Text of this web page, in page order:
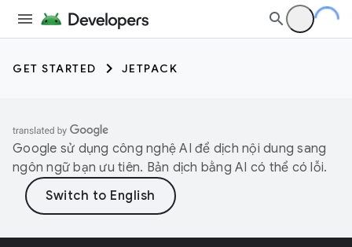
GET STARTED JETPACK
Google sử dụng công nghệ AI để dịch nội dung sang
ngôn ngữ bạn ưu tiên. Bản dịch bằng AI có thể có lỗi.